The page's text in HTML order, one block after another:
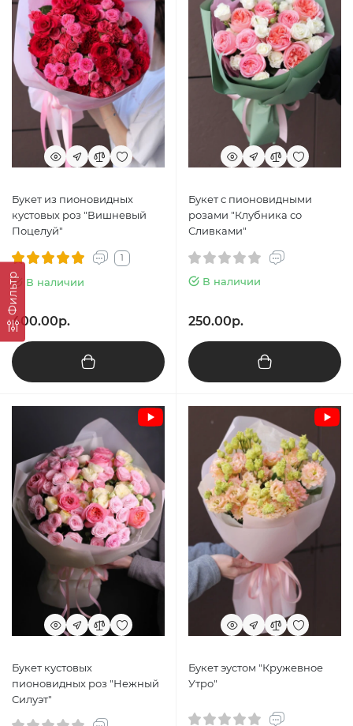
Фильтр
Букет из пионовидных
кустовых роз "Вишневый
Поцелуй"
1
В наличии
400.00р.
Букет с пионовидными
розами "Клубника со
Сливками"
В наличии
250.00р.
Букет кустовых
пионовидных роз "Нежный
Силуэт"
Букет эустом "Кружевное
Утро"